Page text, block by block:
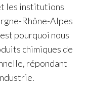
les institutions
Rhône-Alpes
pourquoi nous
chimiques de
répondant